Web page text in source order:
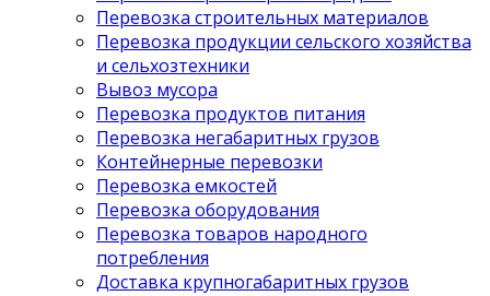
Перевозка строительных материалов
Перевозка продукции сельского хозяйства
и сельхозтехники
Вывоз мусора
Перевозка продуктов питания
Перевозка негабаритных грузов
Контейнерные перевозки
Перевозка емкостей
Перевозка оборудования
Перевозка товаров народного
потребления
Доставка крупногабаритных грузов